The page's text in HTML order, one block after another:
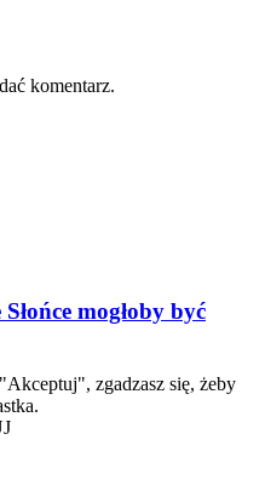
komentarz.
mogłoby być
zgadzasz się, żeby